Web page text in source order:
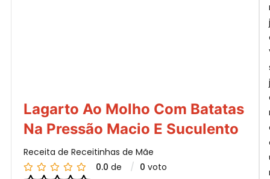
Lagarto Ao Molho Com Batatas
Na Pressão Macio E Suculento
Receita de Receitinhas de Mãe
0.0 de 0 voto
e